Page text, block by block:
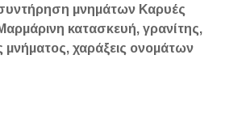
μνημάτων Καρυές
κατασκευή, γρανίτης,
μνήματος, χαράξεις ονομάτων